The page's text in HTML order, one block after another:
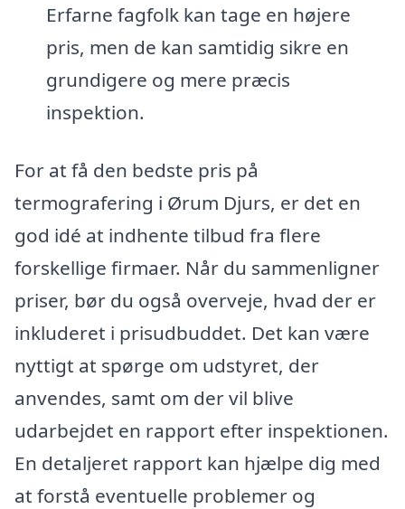
Erfarne fagfolk kan tage en højere
pris, men de kan samtidig sikre en
grundigere og mere præcis
inspektion.
For at få den bedste pris på
termografering i Ørum Djurs, er det en
god idé at indhente tilbud fra flere
forskellige firmaer. Når du sammenligner
priser, bør du også overveje, hvad der er
inkluderet i prisudbuddet. Det kan være
nyttigt at spørge om udstyret, der
anvendes, samt om der vil blive
udarbejdet en rapport efter inspektionen.
En detaljeret rapport kan hjælpe dig med
at forstå eventuelle problemer og